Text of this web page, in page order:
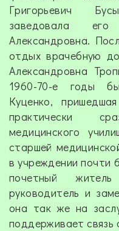
Григорьевич
заведовала
Александровна.
отдых врачебную
Александровна
1960-70-е годы
Куценко,
практически
медицинского
старшей
в учреждении почти
почетный
руководитель и
она так же на
поддерживает связь